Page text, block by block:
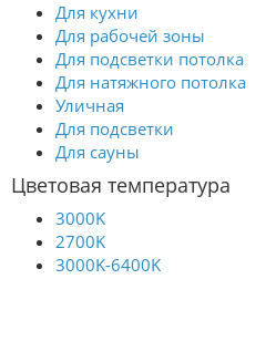
Для кухни
Для рабочей зоны
Для подсветки потолка
Для натяжного потолка
Уличная
Для подсветки
Для сауны
Цветовая температура
3000K
2700K
3000K-6400K